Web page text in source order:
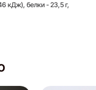
кДж), белки - 23,5 г,
войдите или